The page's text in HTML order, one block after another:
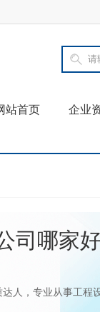
站首页 企业
司哪家
人，专业从事工程